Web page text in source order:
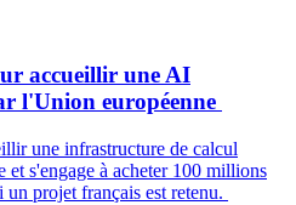
accueillir une AI
l'Union européenne
une infrastructure de calcul
s'engage à acheter 100 millions
un projet français est retenu.